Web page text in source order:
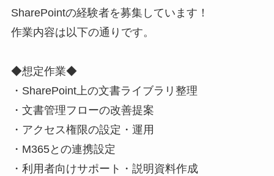
SharePointの経験者を募集しています！
作業内容は以下の通りです。
◆想定作業◆
・SharePoint上の文書ライブラリ整理
・文書管理フローの改善提案
・アクセス権限の設定・運用
・M365との連携設定
・利用者向けサポート・説明資料作成